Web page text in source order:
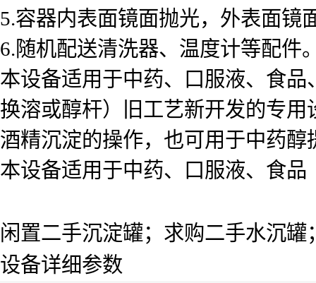
5.容器内表面镜面抛光，外表面镜
6.随机配送清洗器、温度计等配件
本设备适用于中药、口服液、食
换溶或醇杆）旧工艺新开发的专
酒精沉淀的操作，也可用于中药
本设备适用于中药、口服液、食品
闲置二手沉淀罐；求购二手水沉
设备详细参数